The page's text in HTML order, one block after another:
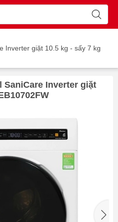
Inverter giặt 10.5 kg - sấy 7 kg
SaniCare Inverter giặt